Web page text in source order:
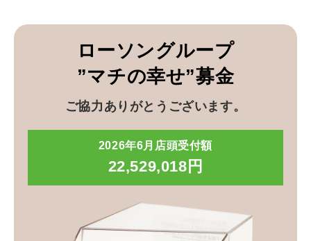
ローソングループ
”マチの幸せ”募金
ご協力ありがとうございます。
2026年6月店頭受付額
22,529,018円